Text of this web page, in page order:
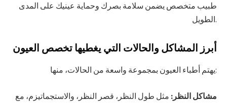
طبيب متخصص يضمن سلامة بصرك وحماية عينيك على المدى
الطويل.
أبرز المشاكل والحالات التي يغطيها تخصص العيون
يهتم أطباء العيون بمجموعة واسعة من الحالات، منها:
مشاكل النظر: مثل طول النظر، قصر النظر، والاستجماتيزم، مع